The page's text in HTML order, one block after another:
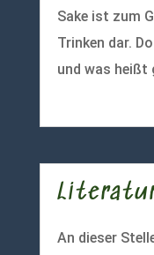
Sake ist zum
Trinken dar.
und was heißt
An dieser